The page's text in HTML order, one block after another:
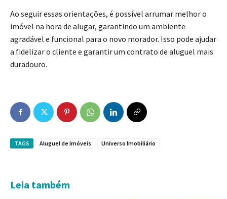
Ao seguir essas orientações, é possível arrumar melhor o
imóvel na hora de alugar, garantindo um ambiente
agradável e funcional para o novo morador. Isso pode ajudar
a fidelizar o cliente e garantir um contrato de aluguel mais
duradouro.
TAGS Aluguel de Imóveis Universo Imobiliário
Leia também